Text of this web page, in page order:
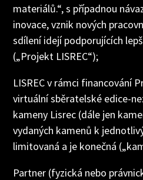
materiálů.“, s případnou
inovace, vznik nových
sdílení idejí podporujících
(„Projekt LISREC“);
LISREC v rámci financování
virtuální sběratelské edice-
kameny Lisrec (dále jen
vydaných kamenů k
limitovaná a je konečná
Partner (fyzická nebo